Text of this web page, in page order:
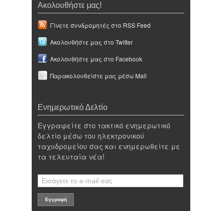
Ακολουθήστε μας!
Γίνετε συνδρομητές στο RSS Feed
Ακολουθήστε μας στο Twitter
Ακολουθήστε μας στο Facebook
Παρακολουθείστε μας μέσω Mail
Ενημερωτικό Δελτίο
Εγγραφείτε στο τακτικό ενημερωτικό
δελτίο μέσω του ηλεκτρονικού
ταχυδρομείου σας και ενημερωθείτε με
τα τελευταία νέα!